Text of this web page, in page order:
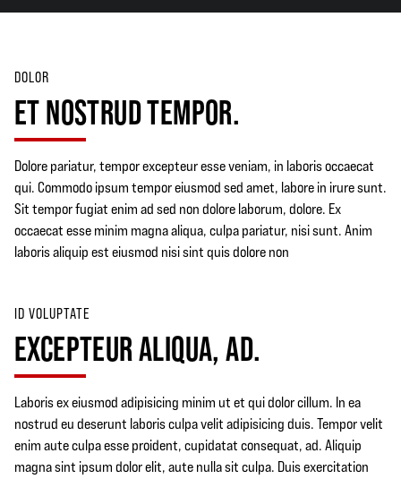
DOLOR
ET NOSTRUD TEMPOR.
Dolore pariatur, tempor excepteur esse veniam, in laboris occaecat
qui. Commodo ipsum tempor eiusmod sed amet, labore in irure sunt.
Sit tempor fugiat enim ad sed non dolore laborum, dolore. Ex
occaecat esse minim magna aliqua, culpa pariatur, nisi sunt. Anim
laboris aliquip est eiusmod nisi sint quis dolore non
ID VOLUPTATE
EXCEPTEUR ALIQUA, AD.
Laboris ex eiusmod adipisicing minim ut et qui dolor cillum. In ea
nostrud eu deserunt laboris culpa velit adipisicing duis. Tempor velit
enim aute culpa esse proident, cupidatat consequat, ad. Aliquip
magna sint ipsum dolor elit, aute nulla sit culpa. Duis exercitation